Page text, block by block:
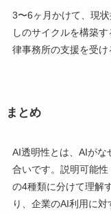
3〜6ヶ月かけて、現
しのサイクルを構築
律事務所の支援を受け
まとめ
AI透明性とは、AIがな
合いです。説明可能
の4種類に分けて理解
り、企業のAI利用に